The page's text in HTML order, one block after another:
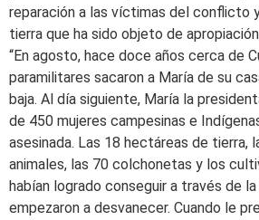
reparación a las víctimas del conflicto
tierra que ha sido objeto de
“En agosto, hace doce años cerca de
paramilitares sacaron a María de su
baja. Al día siguiente, María la
de 450 mujeres campesinas e
asesinada. Las 18 hectáreas de tierra,
animales, las 70 colchonetas y los
habían logrado conseguir a través de la
empezaron a desvanecer. Cuando le